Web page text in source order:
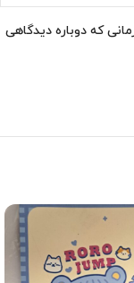
که دوباره دیدگاهی